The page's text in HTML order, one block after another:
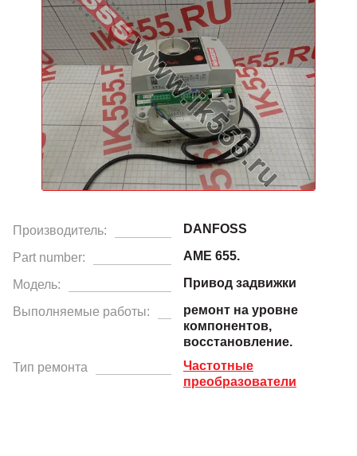
Производитель: DANFOSS
Part number: AME 655.
Модель: Привод задвижки
Выполняемые работы:
ремонт на уровне
компонентов,
восстановление.
Тип ремонта
Частотные
преобразователи